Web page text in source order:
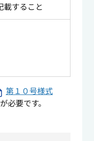
載すること
第１０号様式
必要です。